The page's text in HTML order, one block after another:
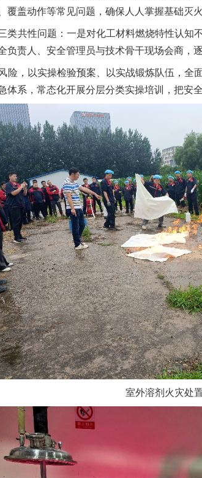
覆盖动作等常见问题，确保人人掌握基础灭
类共性问题：一是对化工材料燃烧特性认
负责人、安全管理员与技术骨干现场会商，
险，以实操检验预案、以实战锻炼队伍，全
体系，常态化开展分层分类实操培训，把安
室外溶剂火灾处